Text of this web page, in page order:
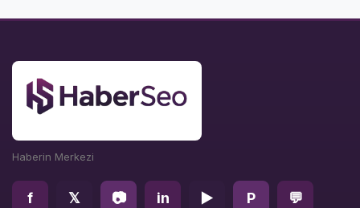
Haberin Merkezi
f 𝕏 📷 in ▶ P 💬